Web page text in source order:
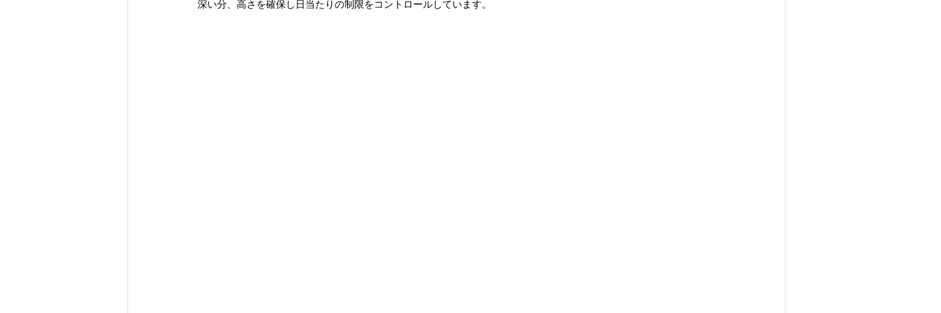
深い分、高さを確保し日当たりの制限をコントロールしています。